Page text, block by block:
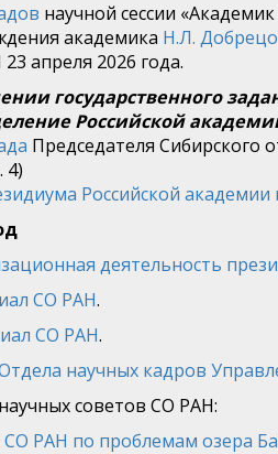
научной сессии
академика Н.Л.
апреля 2026 года.
государственного
Российской
Председателя Сибирского
4)
Российской академии
деятельность
СО РАН.
СО РАН.
научных кадров
советов СО РАН:
РАН по проблемам озера